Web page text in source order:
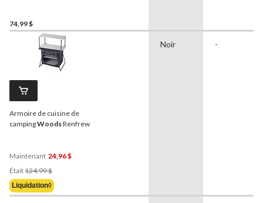
74,99 $
Armoire de cuisine de
campingWoodsRenfrew
Maintenant 24,96 $
Était124,99 $
Était
124,99 $
Liquidation◊
Noir -